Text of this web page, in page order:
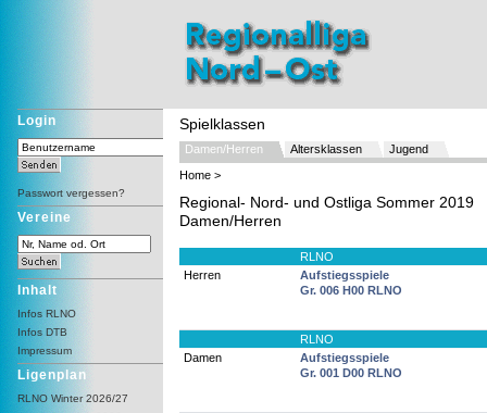
Spielklassen
Damen/Herren Altersklassen
Jugend
Home >
Login
Passwort vergessen?
Vereine
Inhalt
Infos RLNO
Infos DTB
Impressum
Ligenplan
RLNO Winter 2026/27
Regional- Nord- und Ostliga Sommer 2019
Damen/Herren
RLNO
Herren
Aufstiegsspiele
Gr. 006 H00 RLNO
RLNO
Damen
Aufstiegsspiele
Gr. 001 D00 RLNO